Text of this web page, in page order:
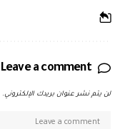
Leave a comment
لن يتم نشر عنوان بريدك الإلكتروني.